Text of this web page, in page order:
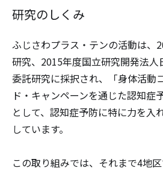
研究のしくみ
ふじさわプラス・テンの活動は、
研究、2015年度国立研究開発法
委託研究に採択され、「身体活動
ド・キャンペーンを通じた認知症
として、認知症予防に特に力を入
しています。
この取り組みでは、それまで4地